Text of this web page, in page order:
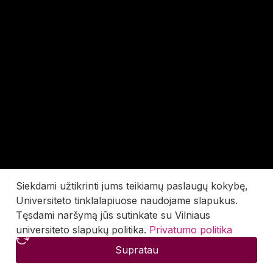
Siekdami užtikrinti jums teikiamų paslaugų kokybę,
Universiteto tinklalapiuose naudojame slapukus.
Tęsdami naršymą jūs sutinkate su Vilniaus
universiteto slapukų politika. Privatumo politika
Supratau